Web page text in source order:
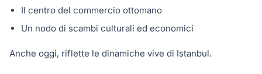
Il centro del commercio ottomano
Un nodo di scambi culturali ed economici
Anche oggi, riflette le dinamiche vive di Istanbul.